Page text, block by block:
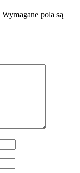
Wymagane pola są